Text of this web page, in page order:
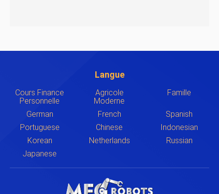
Langue
Cours Finance
Personnelle
Agricole
Moderne
Famille
German French
Spanish
Portuguese
Chinese
Indonesian
Korean
Netherlands
Russian
Japanese